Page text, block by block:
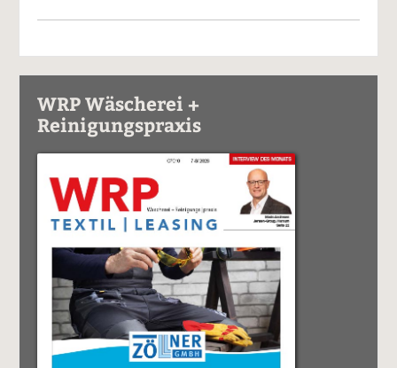
WRP Wäscherei +
Reinigungspraxis